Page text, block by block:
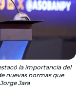
la importancia del
nuevas normas que
Jara